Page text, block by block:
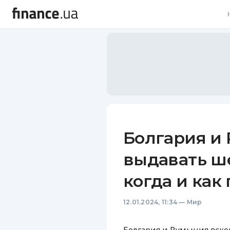
Болгария
выдавать
когда и как
12.01.2024, 11:34 — Мир